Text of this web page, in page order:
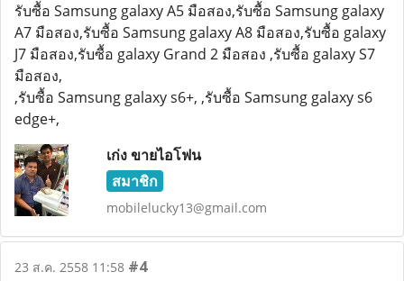
รับซื้อ Samsung galaxy A5 มือสอง,รับซื้อ Samsung galaxy
A7 มือสอง,รับซื้อ Samsung galaxy A8 มือสอง,รับซื้อ galaxy
J7 มือสอง,รับซื้อ galaxy Grand 2 มือสอง ,รับซื้อ galaxy S7
มือสอง,
,รับซื้อ Samsung galaxy s6+, ,รับซื้อ Samsung galaxy s6
edge+,
เก่ง ขายไอโฟน
สมาชิก
mobilelucky13@gmail.com
23 ส.ค. 2558 11:58 #4